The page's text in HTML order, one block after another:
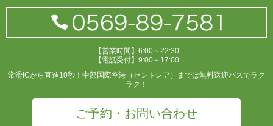
【営業時間】6:00～22:30
【電話受付】9:00～17:00
常滑ICから直進10秒！中部国際空港（セントレア）までは無料送迎バスでラク
ラク！
ご予約・お問い合わせ